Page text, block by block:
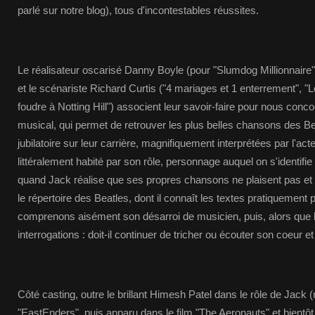
parlé sur notre blog), tous d'incontestables réussites.
Le réalisateur oscarisé Danny Boyle (pour "Slumdog
et le scénariste Richard Curtis ("4 mariages et 1 enterrement",
foudre à Notting Hill") associent leur savoir-faire pour nous
musical, qui permet de retrouver les plus belles chansons des
jubilatoire sur leur carrière, magnifiquement interprétées par
littéralement habité par son rôle, personnage auquel on
quand Jack réalise que ses propres chansons ne plaisent pas
le répertoire des Beatles, dont il connaît les textes pratiquement
comprenons aisément son désarroi de musicien, puis, alors que
interrogations : doit-il continuer de tricher ou écouter son coeur
Côté casting, outre le brillant Himesh Patel dans le rôle de Jack
"EastEnders", puis apparu dans le film "The Aeronauts" et